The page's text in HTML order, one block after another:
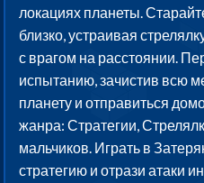
локациях планеты.
близко, устраивая
с врагом на расстоянии.
испытанию, зачистив всю
планету и отправиться
жанра: Стратегии,
мальчиков. Играть в
стратегию и отрази атаки